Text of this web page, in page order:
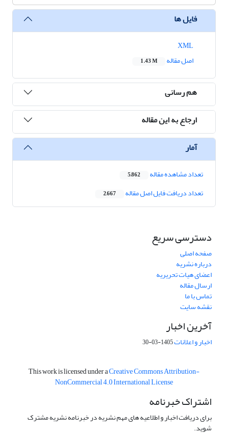
فایل ها
اصل مقاله
1.43 M
هم رسانی
ارجاع به این مقاله
آمار
تعداد مشاهده مقاله 5,862
تعداد دریافت فایل اصل مقاله 2,667
دسترسی سریع
صفحه اصلی
درباره نشریه
اعضای هیات تحریریه
ارسال مقاله
تماس با ما
نقشه سایت
آخرین اخبار
اخبار و اعلانات1405-03-30
This work is licensed under aCreative Commons Attribution-
NonCommercial 4.0 International License
اشتراک خبرنامه
برای دریافت اخبار و اطلاعیه های مهم نشریه در خبرنامه نشریه مشترک
شوید.